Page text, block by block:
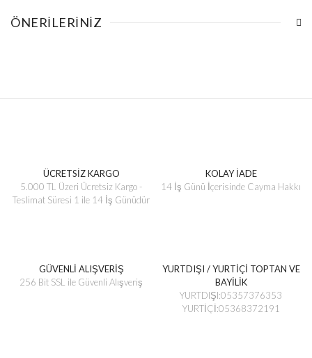
ÖNERILERINIZ
ÜCRETSİZ KARGO
5.000 TL Üzeri Ücretsiz Kargo -
Teslimat Süresi 1 ile 14 İş Günüdür
KOLAY İADE
14 İş Günü İçerisinde Cayma Hakkı
GÜVENLİ ALIŞVERİŞ
256 Bit SSL ile Güvenli Alışveriş
YURTDIŞI / YURTİÇİ TOPTAN VE
BAYİLİK
YURTDIŞI:05357376353
YURTİÇİ:05368372191